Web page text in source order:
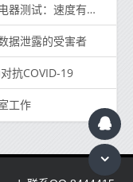
可以为其他手机充电吗？
据泄露的受害者
抗COVID-19
工作